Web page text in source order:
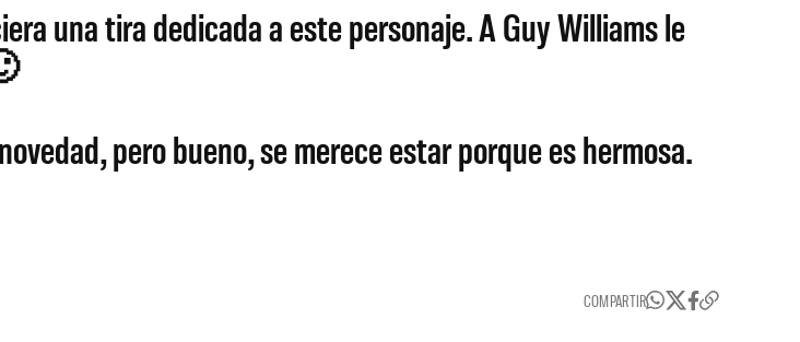
una tira dedicada a este personaje. A Guy Williams le
pero bueno, se merece estar porque es hermosa.
COMPARTIR